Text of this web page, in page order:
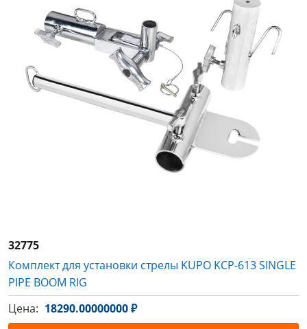
32775
Комплект для установки стрелы KUPO KCP-613 SINGLE
PIPE BOOM RIG
Цена: 18290.00000000 ₽